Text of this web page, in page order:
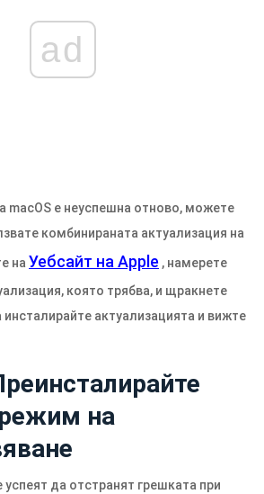
ad
macOS е неуспешна отново, можете
комбинираната актуализация на
на Уебсайт на Apple , намерете
която трябва, и щракнете
инсталирайте актуализацията и вижте
на
да отстранят грешката при